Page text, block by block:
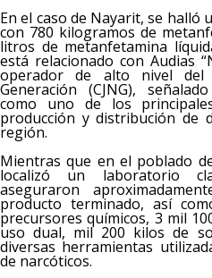
En el caso de Nayarit, se halló
con 780 kilogramos de
litros de metanfetamina
está relacionado con Audias
operador de alto nivel del
Generación (CJNG),
como uno de los
producción y distribución de
región.
Mientras que en el poblado
localizó un laboratorio
aseguraron
producto terminado, así
precursores químicos, 3 mil
uso dual, mil 200 kilos de
diversas herramientas
de narcóticos.